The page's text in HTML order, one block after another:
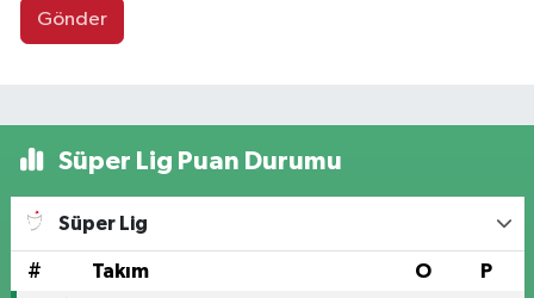
Gönder
Süper Lig Puan Durumu
Süper Lig
# Takım O P